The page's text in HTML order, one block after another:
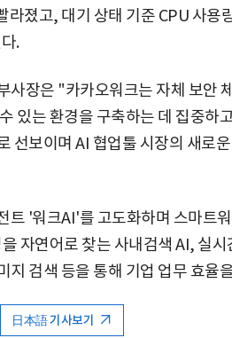
라졌고, 대기 상태 기준 CPU 사용
.
사장은 "카카오워크는 자체 보안
있는 환경을 구축하는 데 집중하
선보이며 AI 협업툴 시장의 새로
트 '워크AI'를 고도화하며 스마트
자연어로 찾는 사내검색 AI, 실
지 검색 등을 통해 기업 업무 효율
日本語 기사보기